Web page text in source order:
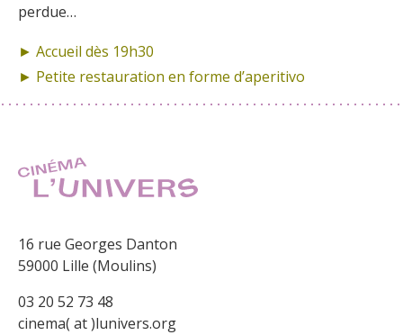
perdue…
► Accueil dès 19h30
► Petite restauration en forme d’aperitivo
16 rue Georges Danton
59000 Lille (Moulins)
03 20 52 73 48
cinema( at )lunivers.org